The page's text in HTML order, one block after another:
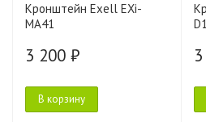
Кронштейн Exell EXi-
MA41
3 200 ₽
В корзину